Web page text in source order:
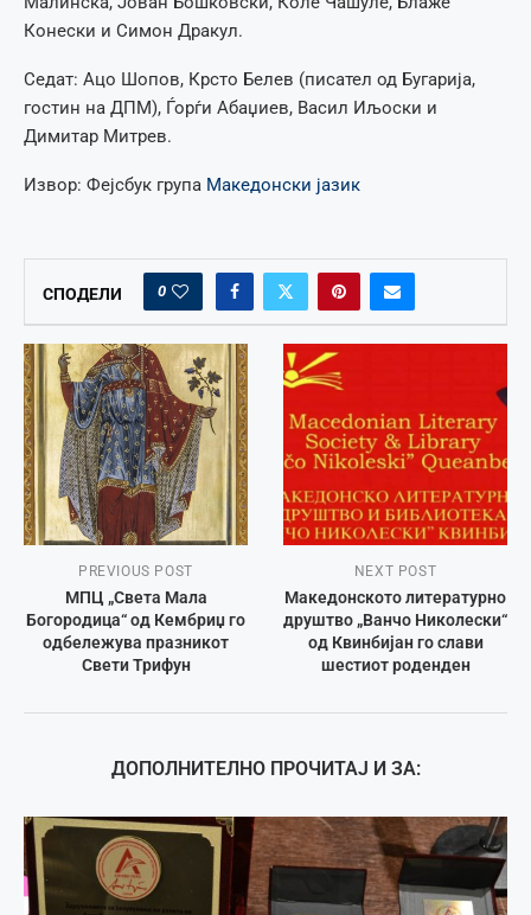
Конески и Симон Дракул.
Седат: Ацо Шопов, Крсто Белев (писател од Бугарија,
гостин на ДПМ), Ѓорѓи Абаџиев, Васил Иљоски и
Димитар Митрев.
Извор: Фејсбук група Македонски јазик
СПОДЕЛИ 0
PREVIOUS POST
МПЦ „Света Мала
Богородица“ од Кембриџ го
одбележува празникот
Свети Трифун
NEXT POST
Македонското литературно
друштво „Ванчо Николески“
од Квинбијан го слави
шестиот роденден
ДОПОЛНИТЕЛНО ПРОЧИТАЈ И ЗА: